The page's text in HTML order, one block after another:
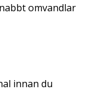
omvandlar
innan du